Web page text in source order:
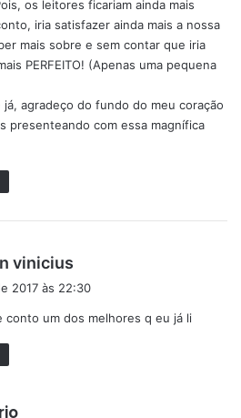
os leitores ficariam ainda mais
iria satisfazer ainda mais a nossa
mais sobre e sem contar que iria
PERFEITO! (Apenas uma pequena
já, agradeço do fundo do meu coração
presenteando com essa magnífica
vinicius
s
2017 às 22:30
conto um dos melhores q eu já li